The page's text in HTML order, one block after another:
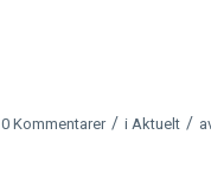
0 Kommentarer / i Aktuelt /